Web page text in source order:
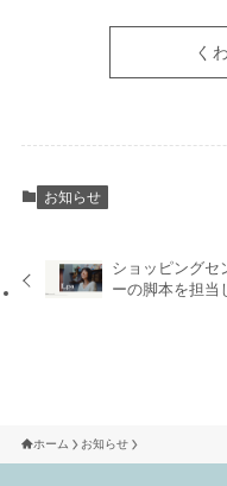
く
お知らせ
ショッピングセ
ーの脚本を担当
ホーム お知らせ